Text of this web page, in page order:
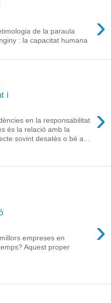
›
de la paraula
: la capacitat humana
i
›
en la responsabilitat
és la relació amb la
sovint desatès o bé a...
›
empreses en
Aquest proper